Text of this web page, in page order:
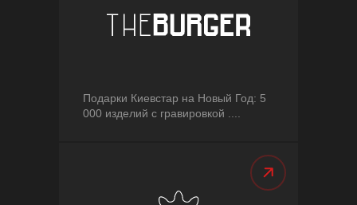
Подарки Киевстар на Новый Год: 5
000 изделий с гравировкой ....